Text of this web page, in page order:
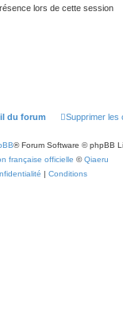
lors de cette session
du forum Supprimer les
® Forum Software © phpBB
française officielle ©Qiaeru
| Conditions